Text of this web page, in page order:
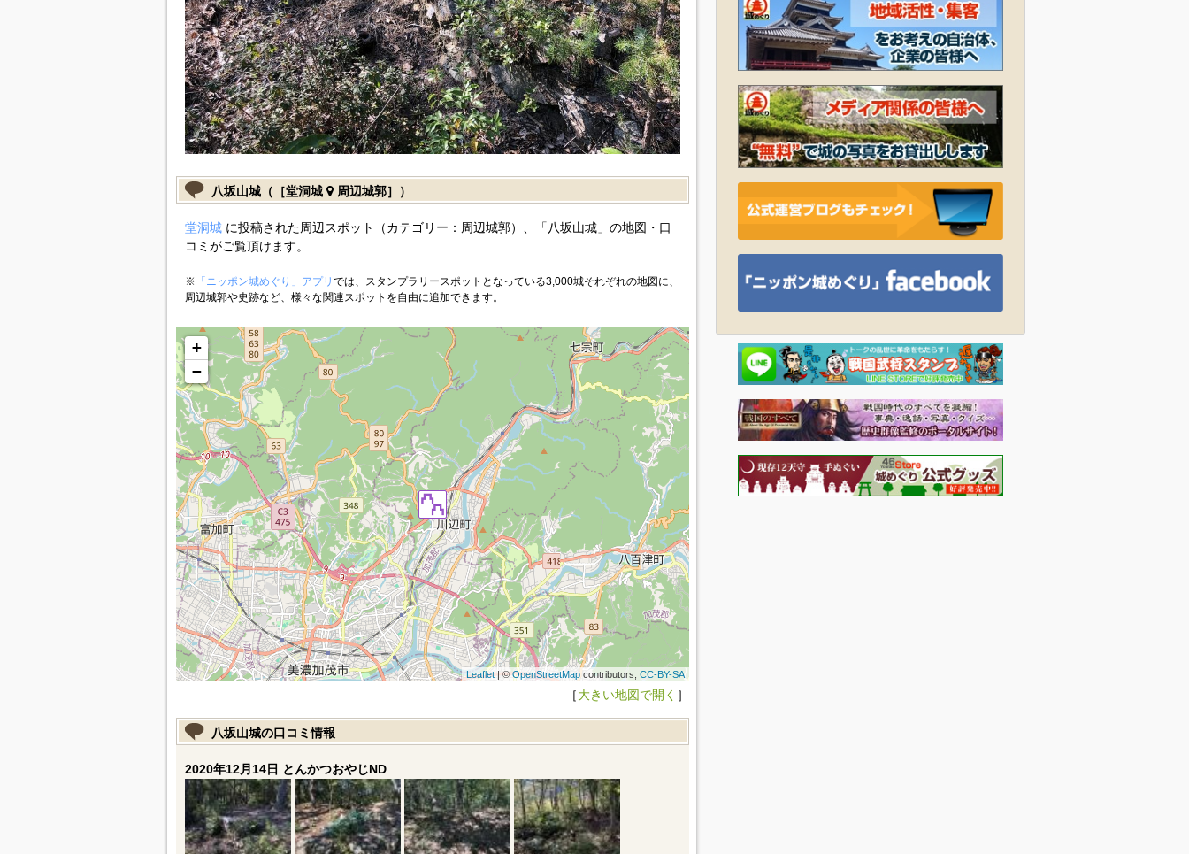
八坂山城（［堂洞城 周辺城郭］）
堂洞城に投稿された周辺スポット（カテゴリー：周辺城郭）、「八坂山城」の地図・口
コミがご覧頂けます。
※ 「ニッポン城めぐり」アプリ では、スタンプラリースポットとなっている3,000城それぞれの地図に、
周辺城郭や史跡など、様々な関連スポットを自由に追加できます。
+
−
Leaflet| ©OpenStreetMapcontributors, CC-BY-SA
［大きい地図で開く ］
八坂山城の口コミ情報
2020年12月14日 とんかつおやじND